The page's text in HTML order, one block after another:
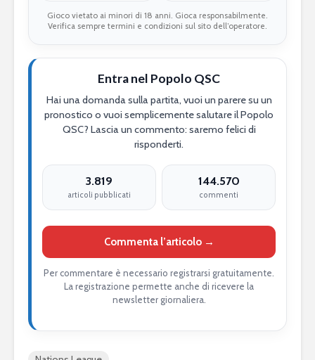
Gioco vietato ai minori di 18 anni. Gioca responsabilmente.
Verifica sempre termini e condizioni sul sito dell’operatore.
Entra nel Popolo QSC
Hai una domanda sulla partita, vuoi un parere su un
pronostico o vuoi semplicemente salutare il Popolo
QSC? Lascia un commento: saremo felici di
risponderti.
3.819
articoli pubblicati
144.570
commenti
Commenta l’articolo →
Per commentare è necessario registrarsi gratuitamente.
La registrazione permette anche di ricevere la
newsletter giornaliera.